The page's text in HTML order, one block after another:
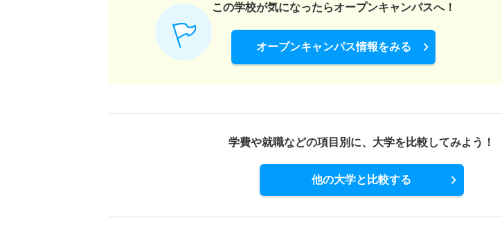
この学校が気になったらオープンキャンパスへ！
オープンキャンパス情報をみる
学費や就職などの項目別に、 大学を比較してみよう！
他の大学と比較する